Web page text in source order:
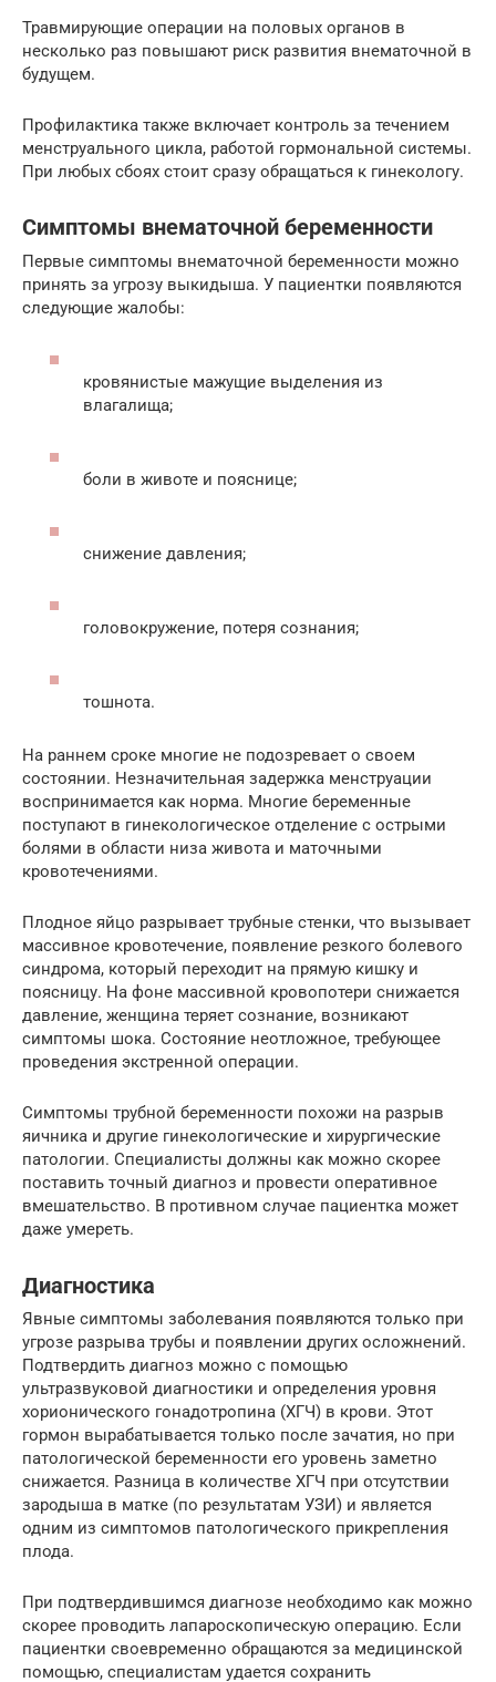
Травмирующие операции на половых органов в
несколько раз повышают риск развития внематочной в
будущем.
Профилактика также включает контроль за течением
менструального цикла, работой гормональной системы.
При любых сбоях стоит сразу обращаться к гинекологу.
Симптомы внематочной беременности
Первые симптомы внематочной беременности можно
принять за угрозу выкидыша. У пациентки появляются
следующие жалобы:
кровянистые мажущие выделения из
влагалища;
боли в животе и пояснице;
снижение давления;
головокружение, потеря сознания;
тошнота.
На раннем сроке многие не подозревает о своем
состоянии. Незначительная задержка менструации
воспринимается как норма. Многие беременные
поступают в гинекологическое отделение с острыми
болями в области низа живота и маточными
кровотечениями.
Плодное яйцо разрывает трубные стенки, что вызывает
массивное кровотечение, появление резкого болевого
синдрома, который переходит на прямую кишку и
поясницу. На фоне массивной кровопотери снижается
давление, женщина теряет сознание, возникают
симптомы шока. Состояние неотложное, требующее
проведения экстренной операции.
Симптомы трубной беременности похожи на разрыв
яичника и другие гинекологические и хирургические
патологии. Специалисты должны как можно скорее
поставить точный диагноз и провести оперативное
вмешательство. В противном случае пациентка может
даже умереть.
Диагностика
Явные симптомы заболевания появляются только при
угрозе разрыва трубы и появлении других осложнений.
Подтвердить диагноз можно с помощью
ультразвуковой диагностики и определения уровня
хорионического гонадотропина (ХГЧ) в крови. Этот
гормон вырабатывается только после зачатия, но при
патологической беременности его уровень заметно
снижается. Разница в количестве ХГЧ при отсутствии
зародыша в матке (по результатам УЗИ) и является
одним из симптомов патологического прикрепления
плода.
При подтвердившимся диагнозе необходимо как можно
скорее проводить лапароскопическую операцию. Если
пациентки своевременно обращаются за медицинской
помощью, специалистам удается сохранить